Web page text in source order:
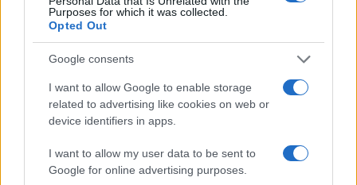
Purposes for which it was collected.
Opted Out
Google consents
I want to allow Google to enable storage
related to advertising like cookies on web or
device identifiers in apps.
I want to allow my user data to be sent to
Google for online advertising purposes.
El empresario José Elías analiza el mercado inmobiliario y sus
Marta Ruiz · 5 Ago 2026
FINANZAS